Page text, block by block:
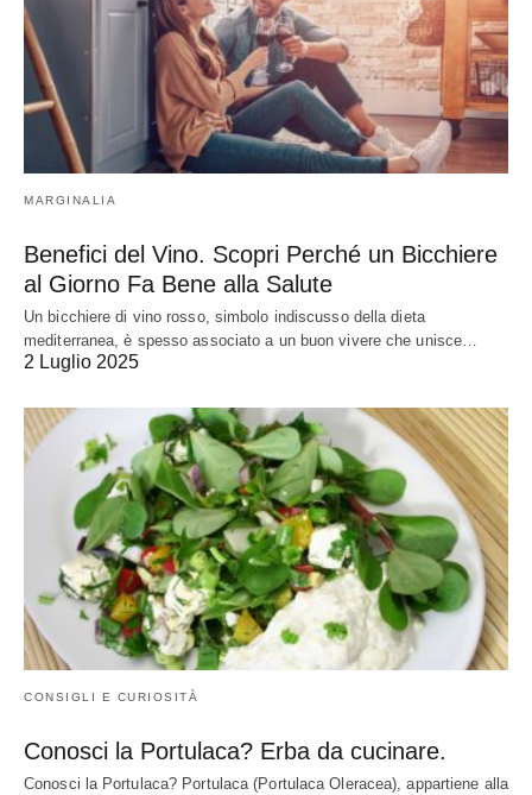
MARGINALIA
Benefici del Vino. Scopri Perché un Bicchiere
al Giorno Fa Bene alla Salute
Un bicchiere di vino rosso, simbolo indiscusso della dieta
mediterranea, è spesso associato a un buon vivere che unisce…
2 Luglio 2025
CONSIGLI E CURIOSITÀ
Conosci la Portulaca? Erba da cucinare.
Conosci la Portulaca? Portulaca (Portulaca Oleracea), appartiene alla